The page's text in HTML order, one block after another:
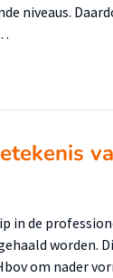
niveaus.
in de
worden.
om nader